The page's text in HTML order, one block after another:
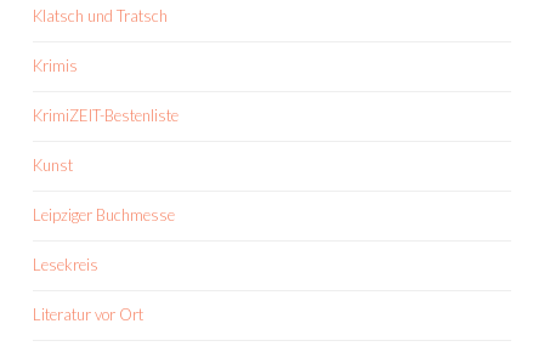
Klatsch und Tratsch
Krimis
KrimiZEIT-Bestenliste
Kunst
Leipziger Buchmesse
Lesekreis
Literatur vor Ort